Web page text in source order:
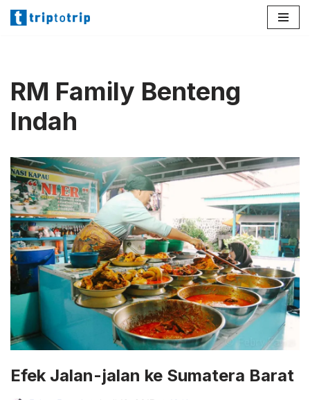
RM Family Benteng
Indah
Efek Jalan-jalan ke Sumatera Barat